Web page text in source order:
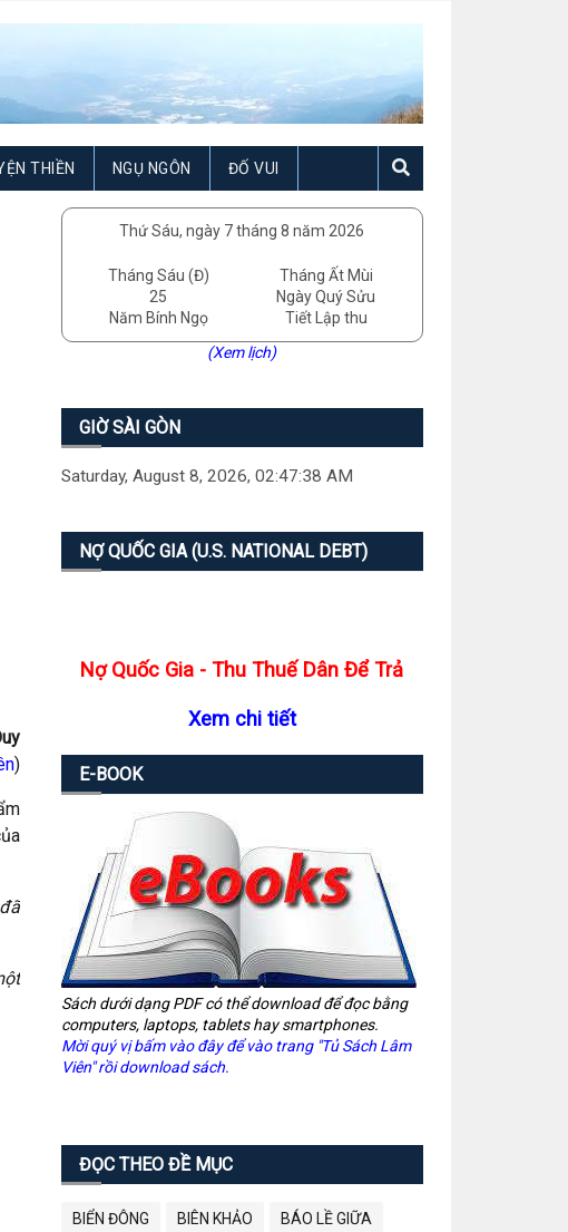
THIỀN NGỤ NGÔN ĐỐ VUI
)
Thứ Sáu, ngày 7 tháng 8 năm 2026
Tháng Sáu (Đ)
25
Năm Bính Ngọ
Tháng Ất Mùi
Ngày Quý Sửu
Tiết Lập thu
(Xem lịch)
GIỜ SÀI GÒN
Saturday, August 8, 2026, 02:47:40 AM
NỢ QUỐC GIA (U.S. NATIONAL DEBT)
Nợ Quốc Gia - Thu Thuế Dân Để Trả
Xem chi tiết
E-BOOK
Sách dưới dạng PDF có thể download để đọc bằng
computers, laptops, tablets hay smartphones.
Mời quý vị bấm vào đây để vào trang "Tủ Sách Lâm
Viên" rồi download sách.
ĐỌC THEO ĐỀ MỤC
BIỂN ĐÔNG BIÊN KHẢO BÁO LỀ GIỮA